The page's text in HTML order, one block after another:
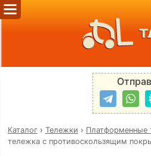
Каталог› Тележки › Платформенные
тележка с противоскользящим